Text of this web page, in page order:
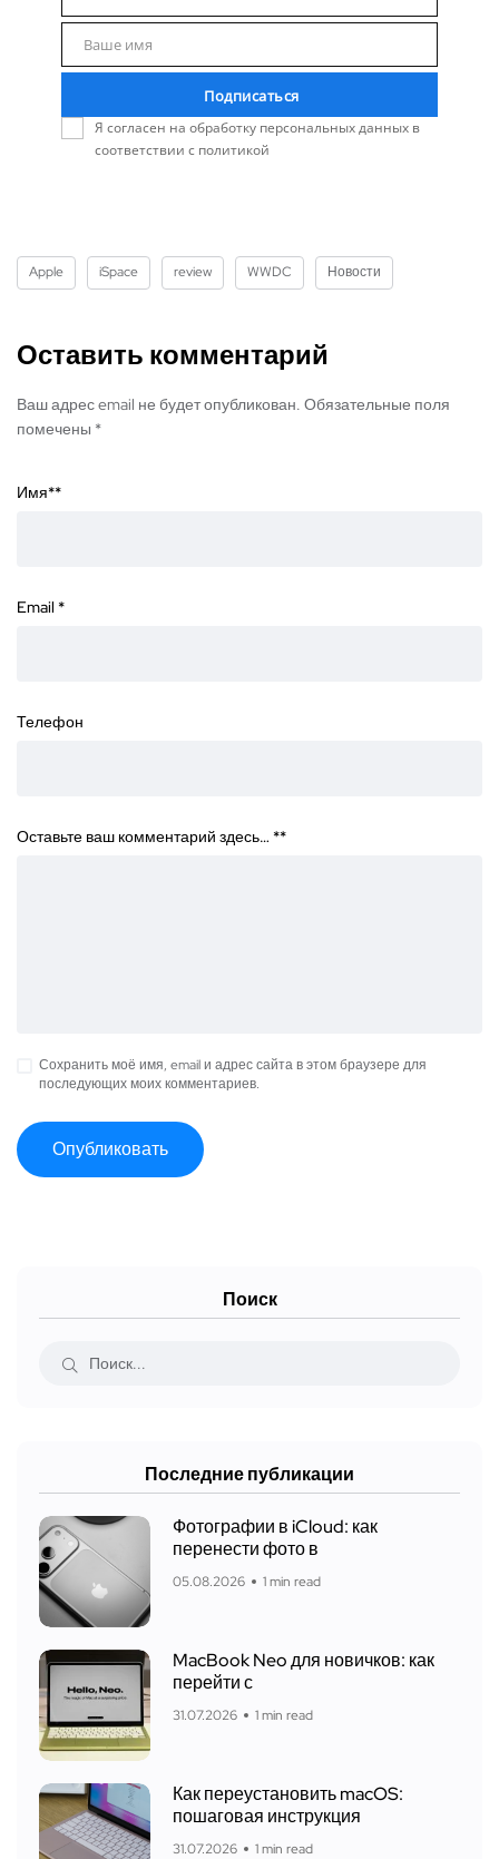
Name
Ваше имя
Подписаться
Я согласен на обработку персональных данных в
соответствии с политикой
Apple iSpace review WWDC Новости
Оставить комментарий
Ваш адрес email не будет опубликован. Обязательные поля
помечены *
Имя**
Email *
Телефон
Оставьте ваш комментарий здесь… **
Сохранить моё имя, email и адрес сайта в этом браузере для
последующих моих комментариев.
Поиск
Последние публикации
Фотографии в iCloud: как
перенести фото в
05.08.2026 1 min read
MacBook Neo для новичков: как
перейти с
31.07.2026 1 min read
Как переустановить macOS:
пошаговая инструкция
31.07.2026 1 min read